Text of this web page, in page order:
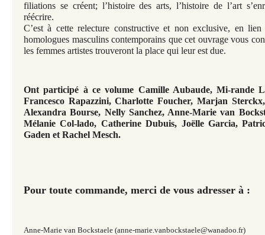
filiations se créent; l’histoire des arts, l’histoire de l’art
réécrire.
C’est à cette relecture constructive et non exclusive, en lien
homologues masculins contemporains que cet ouvrage vous
les femmes artistes trouveront la place qui leur est due.
Ont participé à ce volume Camille Aubaude, Mi-rande
Francesco Rapazzini, Charlotte Foucher, Marjan
Alexandra Bourse, Nelly Sanchez, Anne-Marie van
Mélanie Col-lado, Catherine Dubuis, Joëlle Garcia,
Gaden et Rachel Mesch.
Pour toute commande, merci de vous adresser à :
Anne-Marie van Bockstaele (anne-marie.vanbockstaele@wanadoo.fr)